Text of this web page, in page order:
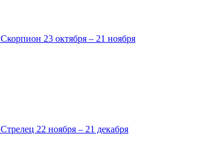
Скорпион 23 октября – 21 ноября
Стрелец 22 ноября – 21 декабря